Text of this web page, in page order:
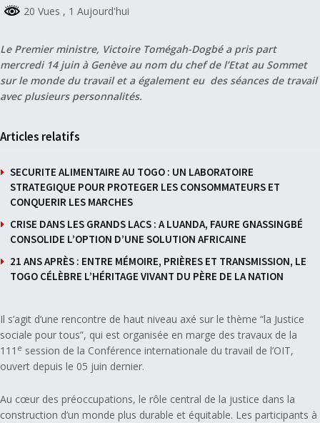
20 Vues , 1 Aujourd'hui
Le Premier ministre, Victoire Tomégah-Dogbé a pris part
mercredi 14 juin à Genève au nom du chef de l’Etat au Sommet
sur le monde du travail et a également eu des séances de travail
avec plusieurs personnalités.
Articles relatifs
SECURITE ALIMENTAIRE AU TOGO : UN LABORATOIRE
STRATEGIQUE POUR PROTEGER LES CONSOMMATEURS ET
CONQUERIR LES MARCHES
CRISE DANS LES GRANDS LACS : A LUANDA, FAURE GNASSINGBÉ
CONSOLIDE L’OPTION D’UNE SOLUTION AFRICAINE
21 ANS APRÈS : ENTRE MÉMOIRE, PRIÈRES ET TRANSMISSION, LE
TOGO CÉLÈBRE L’HÉRITAGE VIVANT DU PÈRE DE LA NATION
Il s’agit d’une rencontre de haut niveau axé sur le thème “la Justice
sociale pour tous”, qui est organisée en marge des travaux de la
111 e session de la Conférence internationale du travail de l’OIT,
ouvert depuis le 05 juin dernier.
Au cœur des préoccupations, le rôle central de la justice dans la
construction d’un monde plus durable et équitable. Les participants à